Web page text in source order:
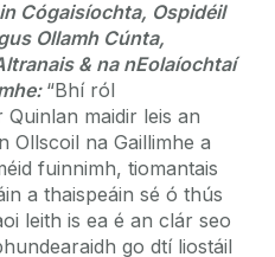
Cógaisíochta, Ospidéil
Ollamh Cúnta,
& na nEolaíochtaí
“Bhí ról
maidir leis an
Ollscoil na Gaillimhe a
fuinnimh, tiomantais
a thaispeáin sé ó thús
leith is ea é an clár seo
go dtí liostáil